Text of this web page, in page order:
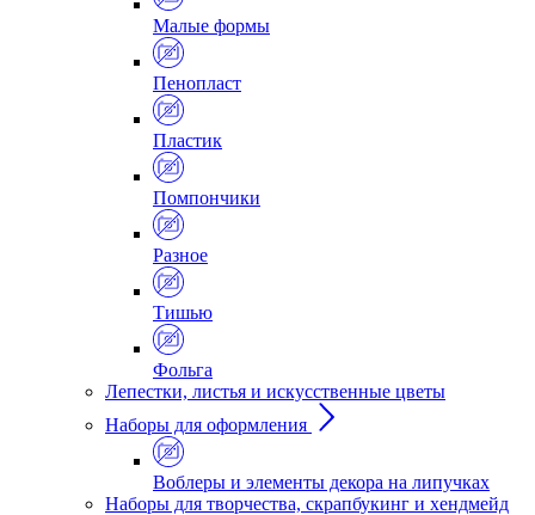
Малые формы
Пенопласт
Пластик
Помпончики
Разное
Тишью
Фольга
Лепестки, листья и искусственные цветы
Наборы для оформления
Воблеры и элементы декора на липучках
Наборы для творчества, скрапбукинг и хендмейд